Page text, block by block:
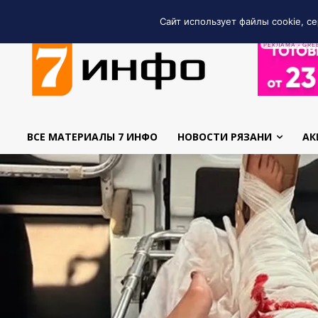
РЕКЛАМА •
ВСЕ МАТЕРИАЛЫ 7 ИНФО НОВОСТИ РЯЗАНИ
Сайт использует файлы cookie,